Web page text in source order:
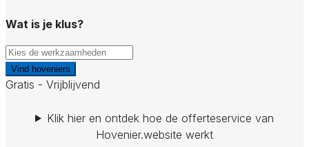
Wat is je klus?
Vind hoveniers
Gratis - Vrijblijvend
Klik hier en ontdek hoe de offerteservice van
Hovenier.website werkt